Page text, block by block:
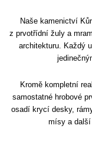
Naše kamenictví
z prvotřídní žuly a
architekturu. Každý
Kromě kompletní
samostatné hrobové
osadí krycí desky,
mísy a další